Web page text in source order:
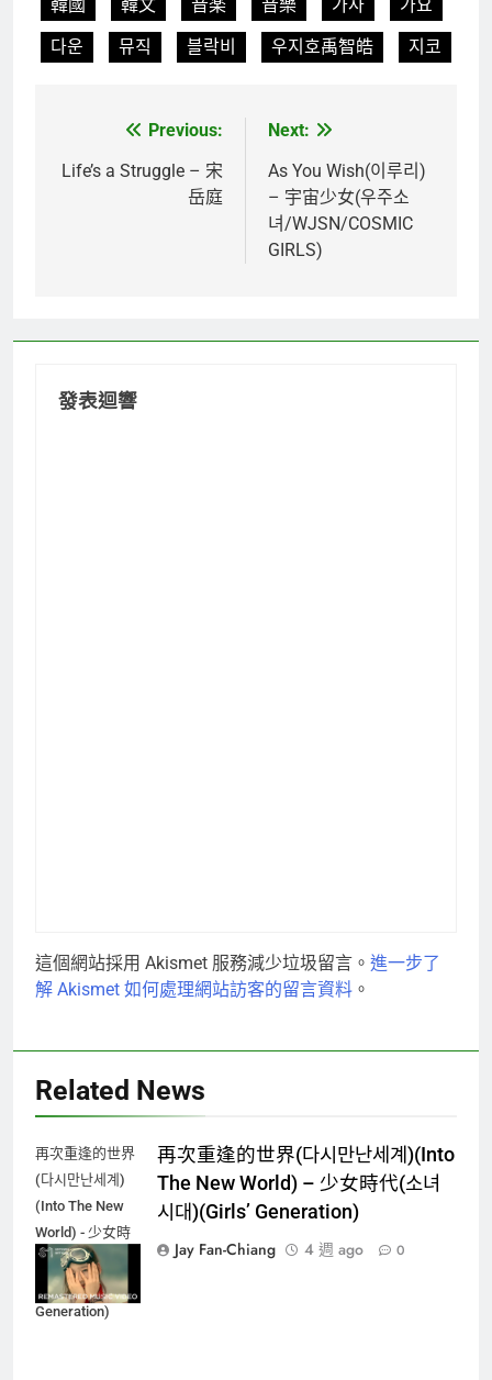
韓國 韓文 音楽 音樂 가사
가요
다운
뮤직 블락비 우지호禹智皓 지코
章
Previous:
Life’s a Struggle – 宋
岳庭
Next:
As You Wish(이루리)
– 宇宙少女(우주소
녀/WJSN/COSMIC
GIRLS)
發表迴響
這個網站採用 Akismet 服務減少垃圾留言。 進一步了
解 Akismet 如何處理網站訪客的留言資料 。
Related News
再次重逢的世界
(다시만난세계)
(Into The New
World) - 少女時
代(소녀시대)
(Girls'
Generation)
再次重逢的世界(다시만난세계)(Into
The New World) – 少女時代(소녀
시대)(Girls’ Generation)
Jay Fan-Chiang
4 週 ago 0